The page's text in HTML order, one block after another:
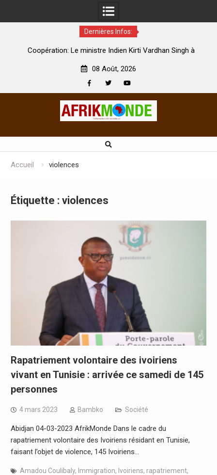
Dernières Infos:
Coopération: Le ministre Indien Kirti Vardhan Singh à
08 Août, 2026
Accueil violences
Étiquette : violences
Rapatriement volontaire des ivoiriens
vivant en Tunisie : arrivée ce samedi de 145
personnes
4 mars 2023 Bambko Société
Abidjan 04-03-2023 AfrikMonde Dans le cadre du
rapatriement volontaire des Ivoiriens résidant en Tunisie,
faisant l’objet de violence, 145 Ivoiriens…
Amadou Coulibaly, Immigration, Ivoiriens, rapatriement,